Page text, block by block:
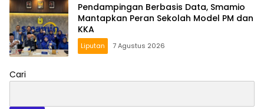
Pendampingan Berbasis Data, Smamio
Mantapkan Peran Sekolah Model PM dan
KKA
Liputan 7 Agustus 2026
Cari